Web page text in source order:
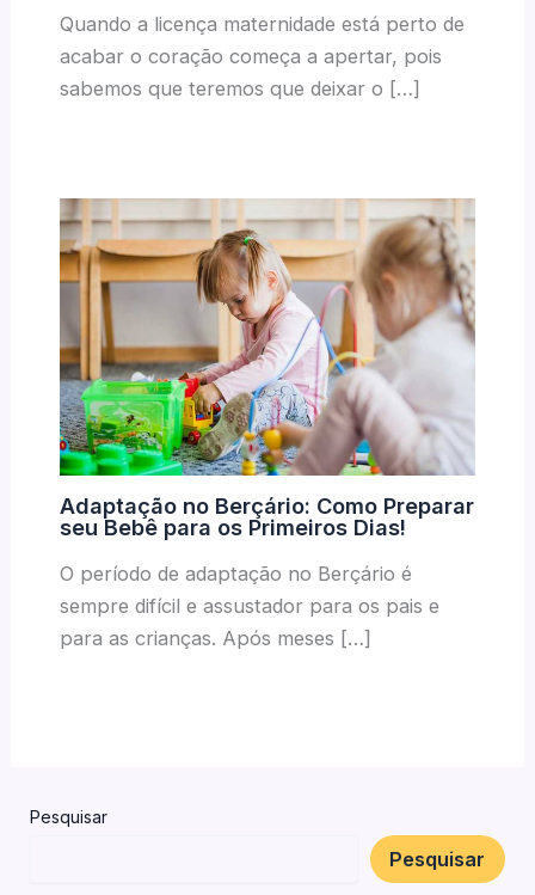
Quando a licença maternidade está perto de
acabar o coração começa a apertar, pois
sabemos que teremos que deixar o […]
Adaptação no Berçário: Como Preparar
seu Bebê para os Primeiros Dias!
O período de adaptação no Berçário é
sempre difícil e assustador para os pais e
para as crianças. Após meses […]
Pesquisar
Pesquisar